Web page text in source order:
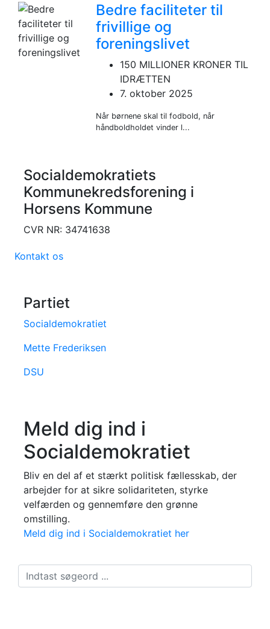
Bedre faciliteter til
frivillige og
foreningslivet
150 MILLIONER KRONER TIL
IDRÆTTEN
7. oktober 2025
Når børnene skal til fodbold, når
håndboldholdet vinder l...
Socialdemokratiets
Kommunekredsforening i
Horsens Kommune
CVR NR: 34741638
Kontakt os
Partiet
Socialdemokratiet
Mette Frederiksen
DSU
Meld dig ind i
Socialdemokratiet
Bliv en del af et stærkt politisk fællesskab, der
arbejder for at sikre solidariteten, styrke
velfærden og gennemføre den grønne
omstilling.
Meld dig ind i Socialdemokratiet her